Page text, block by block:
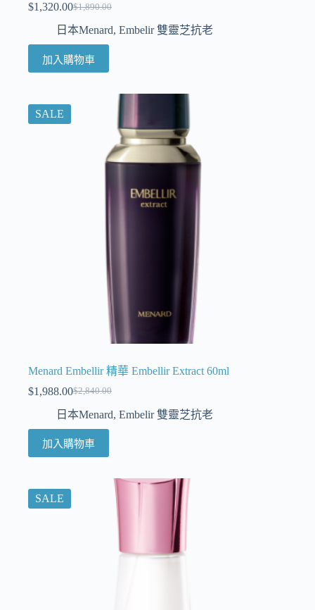
$1,890.00
$1,320.00
日本Menard, Embelir 雙靈芝抗老
加入購物車
SALE
Menard Embellir 精華 Embellir Extract 60ml
$2,840.00
$1,988.00
日本Menard, Embelir 雙靈芝抗老
加入購物車
SALE